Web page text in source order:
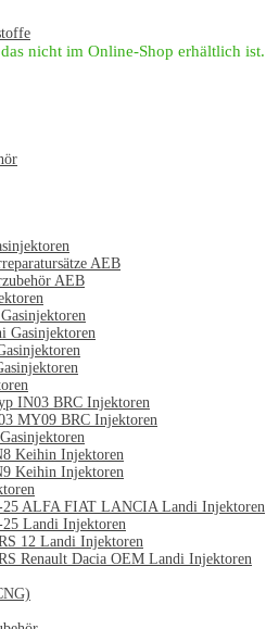
nicht im Online-Shop erhältlich ist.
AEB
AEB
Gasinjektoren
IN03 BRC Injektoren
MY09 BRC Injektoren
Keihin Injektoren
Keihin Injektoren
ALFA FIAT LANCIA Landi Injektoren
Landi Injektoren
12 Landi Injektoren
Renault Dacia OEM Landi Injektoren